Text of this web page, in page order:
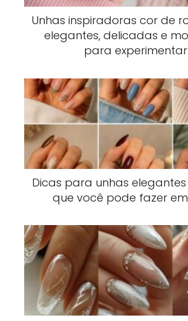
Unhas inspiradoras cor de
elegantes, delicadas e
para experimentar
Dicas para unhas elegantes
que você pode fazer